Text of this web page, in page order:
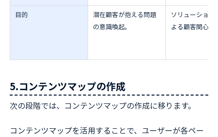
目的
潜在顧客が抱える問題
の意識喚起。
ソリューション
よる顧客関心の
5.コンテンツマップの作成
次の段階では、コンテンツマップの作成に移ります。
コンテンツマップを活用することで、ユーザーが各ペー